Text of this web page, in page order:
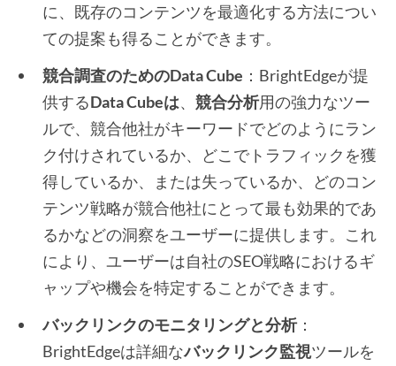
に、既存のコンテンツを最適化する方法につい
ての提案も得ることができます。
競合調査のためのData Cube ：BrightEdgeが提
供するData Cubeは、 競合分析用の強力なツー
ルで、競合他社がキーワードでどのようにラン
ク付けされているか、どこでトラフィックを獲
得しているか、または失っているか、どのコン
テンツ戦略が競合他社にとって最も効果的であ
るかなどの洞察をユーザーに提供します。これ
により、ユーザーは自社のSEO戦略におけるギ
ャップや機会を特定することができます。
バックリンクのモニタリングと分析：
BrightEdgeは詳細なバックリンク監視ツールを